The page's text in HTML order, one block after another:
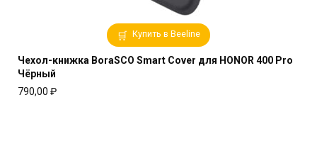
Купить в Beeline
Чехол-книжка BoraSCO Smart Cover для HONOR 400 Pro
Чёрный
790,00 ₽